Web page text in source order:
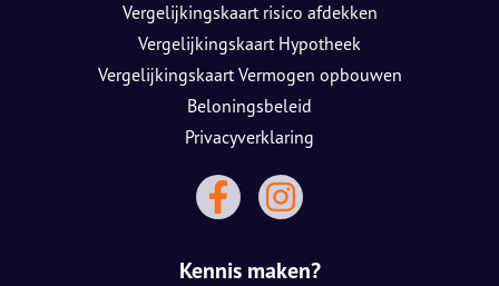
Vergelijkingskaart risico afdekken
Vergelijkingskaart Hypotheek
Vergelijkingskaart Vermogen opbouwen
Beloningsbeleid
Privacyverklaring
Kennis maken?